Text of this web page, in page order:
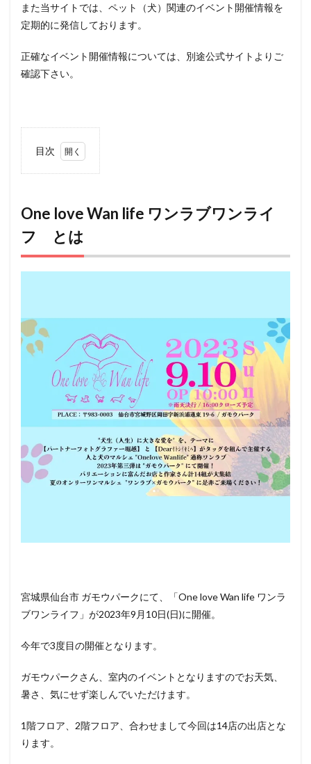
また当サイトでは、ペット（犬）関連のイベント開催情報を
定期的に発信しております。
正確なイベント開催情報については、別途公式サイトよりご
確認下さい。
目次
life
ワン
ワン
ライ
2
アク
セス
猫）
と行
ける
その
他の
One love Wan life ワンラブワンライ
フ とは
宮城県仙台市 ガモウパークにて、「One love Wan life⁡⁡ ワンラ
ブワンライフ」が2023年9月10日(日)に開催。
今年で3度目の開催となります⁡。
ガモウパークさん、室内のイベントとなりますので⁡⁡⁡お天気、
暑さ、気にせず楽しんでいただけます。
1階フロア、2階フロア、合わせまして⁡⁡今回は14店の出店とな
ります。⁡